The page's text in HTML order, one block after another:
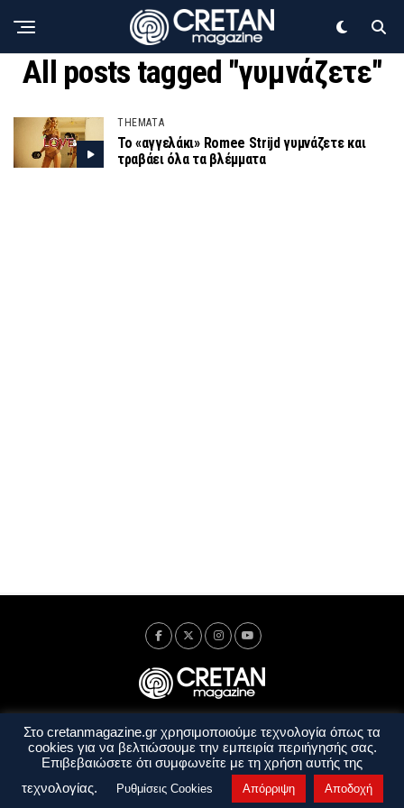
All posts tagged "γυμνάζετε"
THEMATA
Το «αγγελάκι» Romee Strijd γυμνάζετε και
τραβάει όλα τα βλέμματα
Ταυτότητα Πολιτική Απορρήτου
Όροι Χρήσης
Όροι και Προϋποθέσεις
Στο cretanmagazine.gr χρησιμοποιούμε τεχνολογία όπως τα
cookies για να βελτιώσουμε την εμπειρία περιήγησής σας.
Επιβεβαιώσετε ότι συμφωνείτε με τη χρήση αυτής της
τεχνολογίας.
Ρυθμίσεις Cookies Απόρριψη Αποδοχή